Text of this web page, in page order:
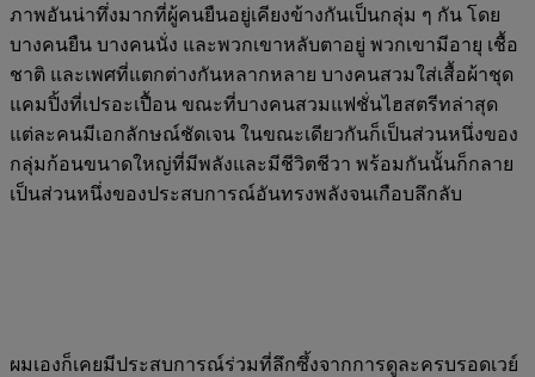
ภาพอันน่าทึ่งมากที่ผู้คนยืนอยู่เคียงข้างกันเป็นกลุ่ม ๆ กัน โดย
บางคนยืน บางคนนั่ง และพวกเขาหลับตาอยู่ พวกเขามีอายุ เชื้อ
ชาติ และเพศที่แตกต่างกันหลากหลาย บางคนสวมใส่เสื้อผ้าชุด
แคมปิ้งที่เปรอะเปื้อน ขณะที่บางคนสวมแฟชั่นไฮสตรีทล่าสุด
แต่ละคนมีเอกลักษณ์ชัดเจน ในขณะเดียวกันก็เป็นส่วนหนึ่งของ
กลุ่มก้อนขนาดใหญ่ที่มีพลังและมีชีวิตชีวา พร้อมกันนั้นก็กลาย
เป็นส่วนหนึ่งของประสบการณ์อันทรงพลังจนเกือบลึกลับ
ผมเองก็เคยมีประสบการณ์ร่วมที่ลึกซึ้งจากการดูละครบรอดเวย์